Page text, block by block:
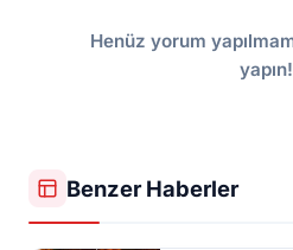
Henüz yorum
yapın!
Benzer Haberler